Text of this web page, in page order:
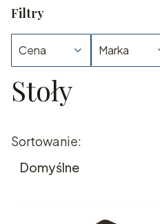
Filtry
Cena Marka
Koniec filtrów
Stoły
Lista produktów
Sortowanie:
Domyślne